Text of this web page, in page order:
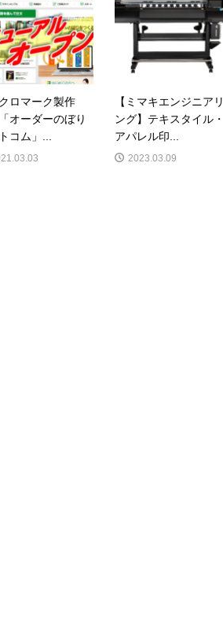
クロマーク製作
オーダーのぼり
コム」...
【ミマキエンジニアリ
ング】テキスタイル・
アパレル印...
2023.03.09